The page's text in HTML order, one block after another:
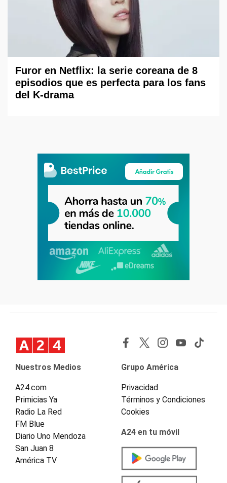
Furor en Netflix: la serie coreana de 8
episodios que es perfecta para los fans
del K-drama
Nuestros Medios
A24.com
Primicias Ya
Radio La Red
FM Blue
Diario Uno Mendoza
San Juan 8
América TV
Grupo América
Privacidad
Términos y Condiciones
Cookies
A24 en tu móvil